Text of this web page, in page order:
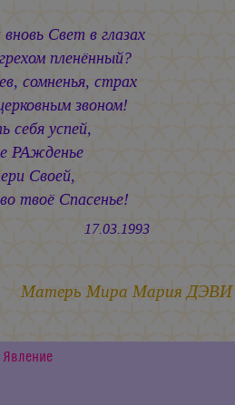
Свет в глазах
пленённый?
сомненья, страх
звоном!
себя успей,
РАжденье
Своей,
твоё Спасенье!
Матерь Мира Мария
Явление